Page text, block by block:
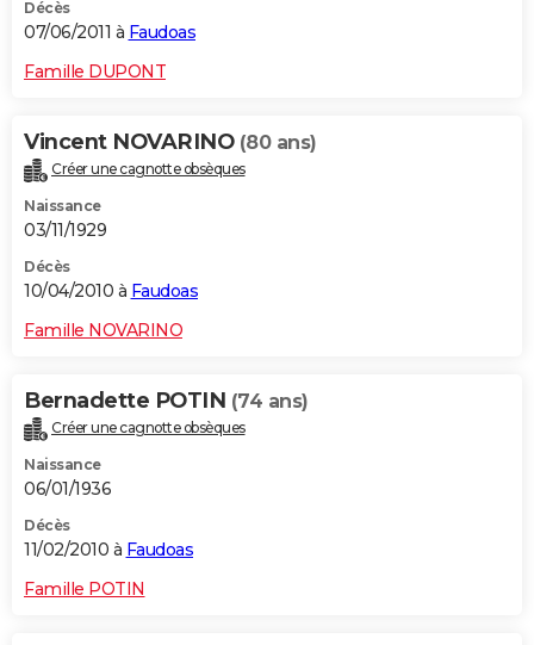
Décès
07/06/2011 à Faudoas
Famille DUPONT
Vincent NOVARINO (80 ans)
Créer une cagnotte obsèques
Naissance
03/11/1929
Décès
10/04/2010 à Faudoas
Famille NOVARINO
Bernadette POTIN (74 ans)
Créer une cagnotte obsèques
Naissance
06/01/1936
Décès
11/02/2010 à Faudoas
Famille POTIN